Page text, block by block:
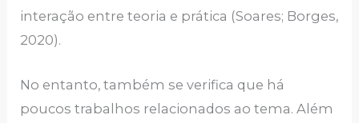
interação entre teoria e prática (Soares; Borges,
2020).
No entanto, também se verifica que há
poucos trabalhos relacionados ao tema. Além